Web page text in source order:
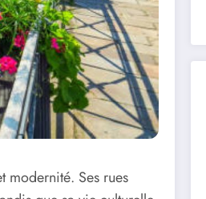
modernité. Ses rues